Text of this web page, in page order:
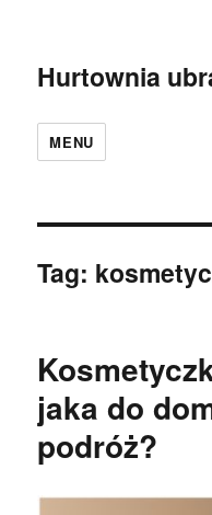
Hurtownia
MENU
Tag:
jaka do
podróż?